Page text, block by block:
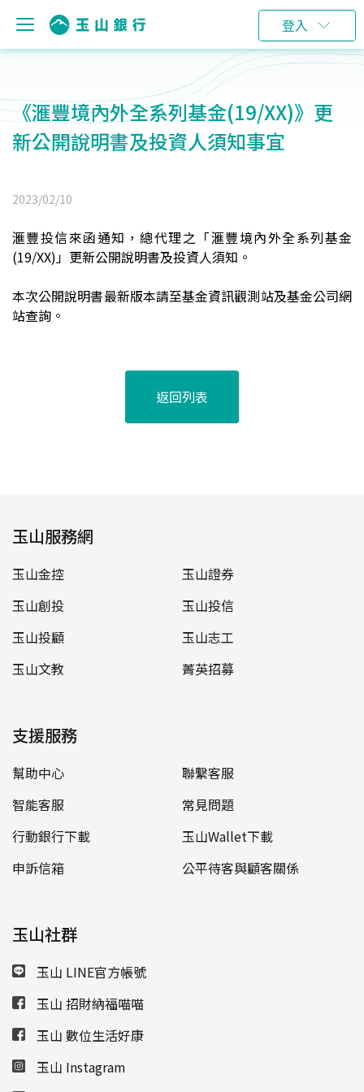
登入
《滙豐境內外全系列基金(19/XX)》更
新公開說明書及投資人須知事宜
2023/02/10
滙豐投信來函通知，總代理之「滙豐境內外全系列基金
(19/XX)」更新公開說明書及投資人須知。
本次公開說明書最新版本請至基金資訊觀測站及基金公司網
站查詢。
返回列表
玉山服務網
玉山金控
玉山證券
玉山創投
玉山投信
玉山投顧
玉山志工
玉山文教
菁英招募
支援服務
幫助中心
聯繫客服
智能客服
常見問題
行動銀行下載
玉山Wallet下載
申訴信箱
公平待客與顧客關係
玉山社群
玉山 LINE官方帳號
玉山 招財納福喵喵
玉山 數位生活好康
玉山 Instagram